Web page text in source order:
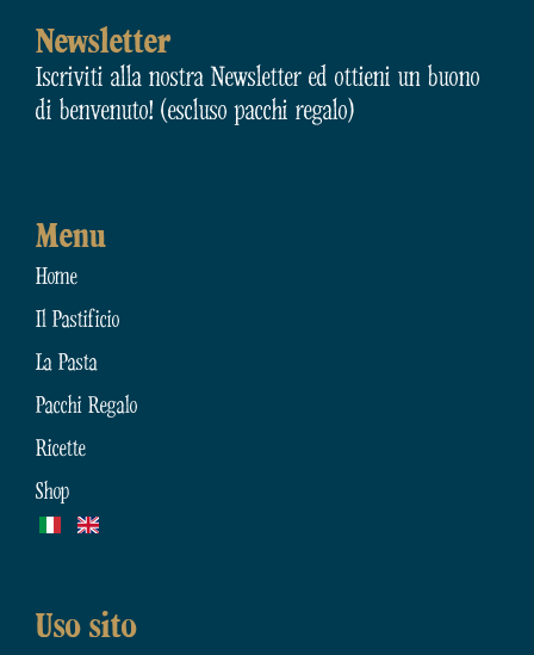
Menu
Home
Il Pastificio
La Pasta
Pacchi Regalo
Ricette
Shop
Uso sito
Newsletter
Iscriviti alla nostra Newsletter ed ottieni un buono
di benvenuto! (escluso pacchi regalo)